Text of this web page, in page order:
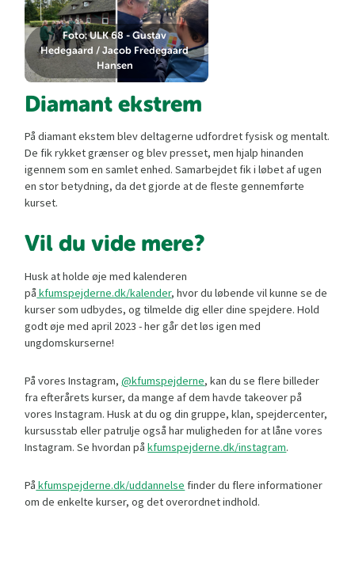
Foto: ULK 68 - Gustav
Hedegaard / Jacob Fredegaard
Hansen
Diamant ekstrem
På diamant ekstem blev deltagerne udfordret fysisk og mentalt.
De fik rykket grænser og blev presset, men hjalp hinanden
igennem som en samlet enhed. Samarbejdet fik i løbet af ugen
en stor betydning, da det gjorde at de fleste gennemførte
kurset.
Vil du vide mere?
Husk at holde øje med kalenderen
på kfumspejderne.dk/kalender, hvor du løbende vil kunne se de
kurser som udbydes, og tilmelde dig eller dine spejdere. Hold
godt øje med april 2023 - her går det løs igen med
ungdomskurserne!
På vores Instagram,@kfumspejderne, kan du se flere billeder
fra efterårets kurser, da mange af dem havde takeover på
vores Instagram. Husk at du og din gruppe, klan, spejdercenter,
kursusstab eller patrulje også har muligheden for at låne vores
Instagram. Se hvordan påkfumspejderne.dk/instagram.
På kfumspejderne.dk/uddannelse finder du flere informationer
om de enkelte kurser, og det overordnet indhold.